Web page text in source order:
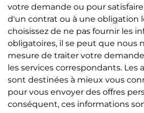
votre demande ou pour
d'un contrat ou à une obligation
choisissez de ne pas fournir les
obligatoires, il se peut que nous
mesure de traiter votre
les services correspondants. Les
sont destinées à mieux vous
pour vous envoyer des offres
conséquent, ces informations